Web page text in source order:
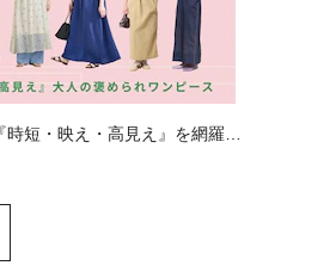
短・映え・高見え』を網羅し
ワンピース